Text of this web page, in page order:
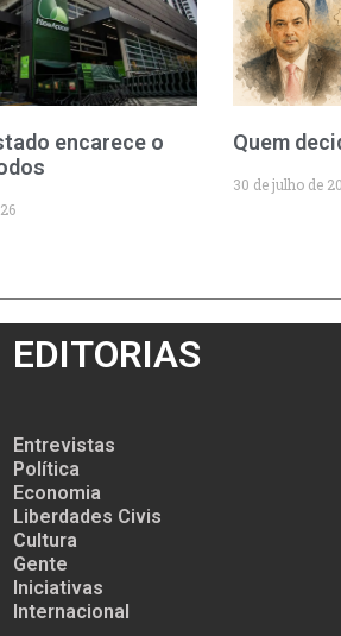
encarece o
Quem
30 de julho de
EDITORIAS
Entrevistas
Política
Economia
Liberdades Civis
Cultura
Gente
Iniciativas
Internacional